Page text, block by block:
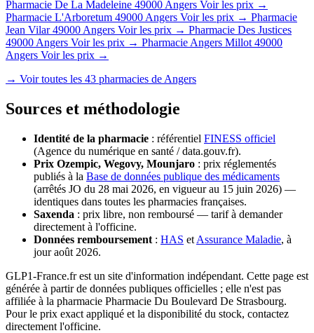
Pharmacie De La Madeleine 49000 Angers Voir les prix →
Pharmacie L'Arboretum 49000 Angers Voir les prix → Pharmacie
Jean Vilar 49000 Angers Voir les prix → Pharmacie Des Justices
49000 Angers Voir les prix → Pharmacie Angers Millot 49000
Angers Voir les prix →
→ Voir toutes les 43 pharmacies de Angers
Sources et méthodologie
Identité de la pharmacie : référentiel FINESS officiel
(Agence du numérique en santé / data.gouv.fr).
Prix Ozempic, Wegovy, Mounjaro : prix réglementés
publiés à la Base de données publique des médicaments
(arrêtés JO du 28 mai 2026, en vigueur au 15 juin 2026) —
identiques dans toutes les pharmacies françaises.
Saxenda : prix libre, non remboursé — tarif à demander
directement à l'officine.
Données remboursement : HAS et Assurance Maladie, à
jour août 2026.
GLP1-France.fr est un site d'information indépendant. Cette page est
générée à partir de données publiques officielles ; elle n'est pas
affiliée à la pharmacie Pharmacie Du Boulevard De Strasbourg.
Pour le prix exact appliqué et la disponibilité du stock, contactez
directement l'officine.